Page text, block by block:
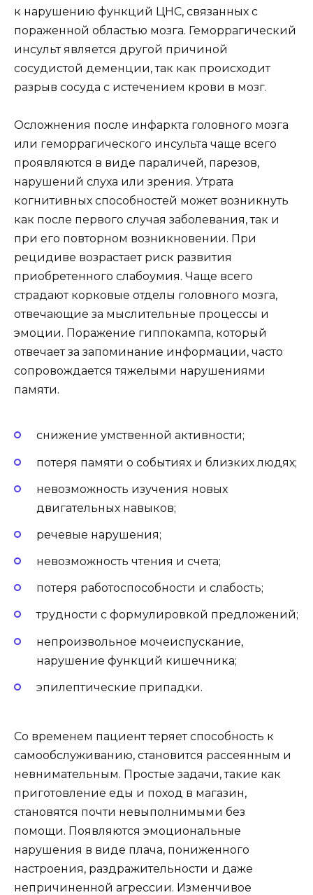
к нарушению функций ЦНС, связанных с
пораженной областью мозга. Геморрагический
инсульт является другой причиной
сосудистой деменции, так как происходит
разрыв сосуда с истечением крови в мозг.
Осложнения после инфаркта головного мозга
или геморрагического инсульта чаще всего
проявляются в виде параличей, парезов,
нарушений слуха или зрения. Утрата
когнитивных способностей может возникнуть
как после первого случая заболевания, так и
при его повторном возникновении. При
рецидиве возрастает риск развития
приобретенного слабоумия. Чаще всего
страдают корковые отделы головного мозга,
отвечающие за мыслительные процессы и
эмоции. Поражение гиппокампа, который
отвечает за запоминание информации, часто
сопровождается тяжелыми нарушениями
памяти.
снижение умственной активности;
потеря памяти о событиях и близких людях;
невозможность изучения новых
двигательных навыков;
речевые нарушения;
невозможность чтения и счета;
потеря работоспособности и слабость;
трудности с формулировкой предложений;
непроизвольное мочеиспускание,
нарушение функций кишечника;
эпилептические припадки.
Со временем пациент теряет способность к
самообслуживанию, становится рассеянным и
невнимательным. Простые задачи, такие как
приготовление еды и поход в магазин,
становятся почти невыполнимыми без
помощи. Появляются эмоциональные
нарушения в виде плача, пониженного
настроения, раздражительности и даже
непричиненной агрессии. Изменчивое